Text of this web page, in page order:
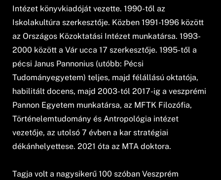
Intézet könyvkiadóját vezette. 1990-től az
Iskolakultúra szerkesztője. Közben 1991-1996 között
az Országos Közoktatási Intézet munkatársa. 1993-
2000 között a Vár ucca 17 szerkesztője. 1995-től a
pécsi Janus Pannonius (utóbb: Pécsi
Tudományegyetem) teljes, majd félállású oktatója,
habilitált docens, majd 2003-tól 2017-ig a veszprémi
Pannon Egyetem munkatársa, az MFTK Filozófia,
Történelemtudomány és Antropológia intézet
vezetője, az utolsó 7 évben a kar stratégiai
dékánhelyettese. 2021 óta az MTA doktora.
Tagja volt a nagysikerű 100 szóban Veszprém